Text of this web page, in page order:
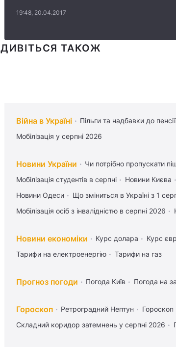
19:48, 20.04.2017
ДИВІТЬСЯ ТАКОЖ
Війна в Україні Пільги та надбавки до
Мобілізація у серпні 2026
Новини України Чи потрібно пропускати
Мобілізація студентів в серпні
Новини Києва
Новини Одеси
Що зміниться в Україні з 1
Мобілізація осіб з інвалідністю в серпні 2026
Новини економіки Курс долара Курс
Тарифи на електроенергію
Тарифи на газ
Прогноз погоди Погода Київ Погода на
Гороскоп Ретроградний Нептун Гороскоп
Складний коридор затемнень у серпні 2026